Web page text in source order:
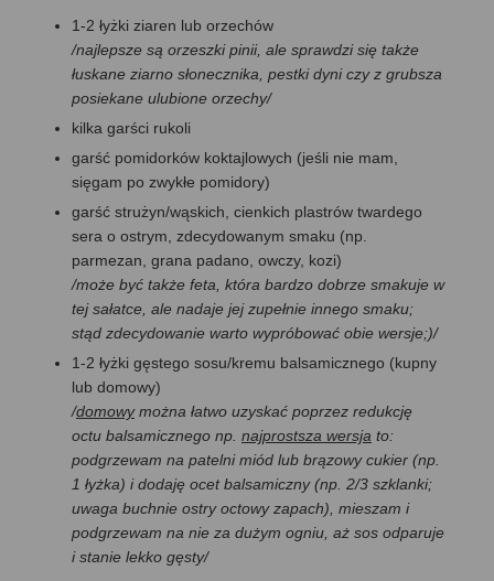
1-2 łyżki ziaren lub orzechów
/najlepsze są orzeszki pinii, ale sprawdzi się także
łuskane ziarno słonecznika, pestki dyni czy z grubsza
posiekane ulubione orzechy/
kilka garści rukoli
garść pomidorków koktajlowych (jeśli nie mam,
sięgam po zwykłe pomidory)
garść strużyn/wąskich, cienkich plastrów twardego
sera o ostrym, zdecydowanym smaku (np.
parmezan, grana padano, owczy, kozi)
/może być także feta, która bardzo dobrze smakuje w
tej sałatce, ale nadaje jej zupełnie innego smaku;
stąd zdecydowanie warto wypróbować obie wersje;)/
1-2 łyżki gęstego sosu/kremu balsamicznego (kupny
lub domowy)
/domowymożna łatwo uzyskać poprzez redukcję
octu balsamicznego np. najprostsza wersja to:
podgrzewam na patelni miód lub brązowy cukier (np.
1 łyżka) i dodaję ocet balsamiczny (np. 2/3 szklanki;
uwaga buchnie ostry octowy zapach), mieszam i
podgrzewam na nie za dużym ogniu, aż sos odparuje
i stanie lekko gęsty/